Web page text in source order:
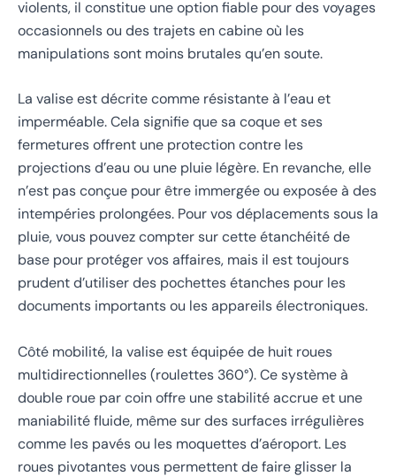
violents, il constitue une option fiable pour des voyages
occasionnels ou des trajets en cabine où les
manipulations sont moins brutales qu’en soute.
La valise est décrite comme résistante à l’eau et
imperméable. Cela signifie que sa coque et ses
fermetures offrent une protection contre les
projections d’eau ou une pluie légère. En revanche, elle
n’est pas conçue pour être immergée ou exposée à des
intempéries prolongées. Pour vos déplacements sous la
pluie, vous pouvez compter sur cette étanchéité de
base pour protéger vos affaires, mais il est toujours
prudent d’utiliser des pochettes étanches pour les
documents importants ou les appareils électroniques.
Côté mobilité, la valise est équipée de huit roues
multidirectionnelles (roulettes 360°). Ce système à
double roue par coin offre une stabilité accrue et une
maniabilité fluide, même sur des surfaces irrégulières
comme les pavés ou les moquettes d’aéroport. Les
roues pivotantes vous permettent de faire glisser la